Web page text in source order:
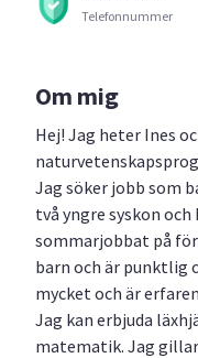
Telefonnummer
Om mig
Hej! Jag heter Ines
Jag söker jobb som
två yngre syskon
sommarjobbat på
barn och är punktlig
mycket och är
Jag kan erbjuda
matematik. Jag